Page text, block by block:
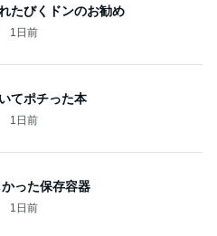
たびくドンのお勧め
1日前
てポチった本
1日前
った保存容器
1日前